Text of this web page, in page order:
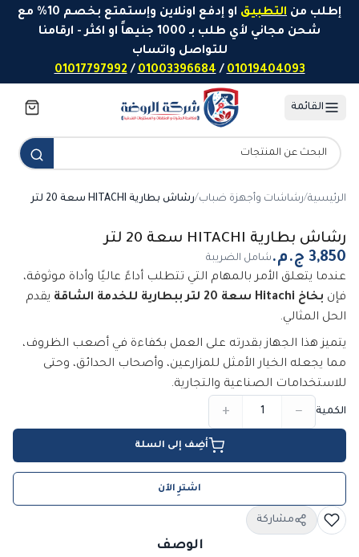
تخطَّ إلى المحتوى
إطلب من التطبيق
او إدفع اونلاين وإستمتع بخصم 10% مع
شحن مجاني لأي طلب بـ 1000 جنيهاً او اكثر - ارقامنا
للتواصل واتساب
01019404093
/
01003396684
/
01017797992
القائمة
الرئيسية/رشاشات وأجهزة ضباب/رشاش بطارية HITACHI سعة 20 لتر
رشاش بطارية HITACHI سعة 20 لتر
شامل الضريبة
عندما يتعلق الأمر بالمهام التي تتطلب أداءً عاليًا وأداة موثوقة،
فإن بخاخ Hitachi سعة 20 لتر ببطارية للخدمة الشاقة
يقدم
الحل المثالي.
يتميز هذا الجهاز بقدرته على العمل بكفاءة في أصعب الظروف،
مما يجعله الخيار الأمثل للمزارعين، وأصحاب الحدائق، وحتى
للاستخدامات الصناعية والتجارية.
الكمية −
+
أضِف إلى السلة
اشترِ الآن
مشاركة
الوصف